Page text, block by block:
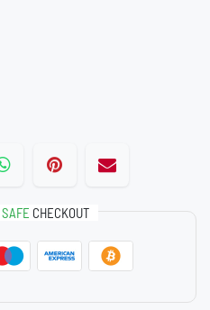
SAFE CHECKOUT